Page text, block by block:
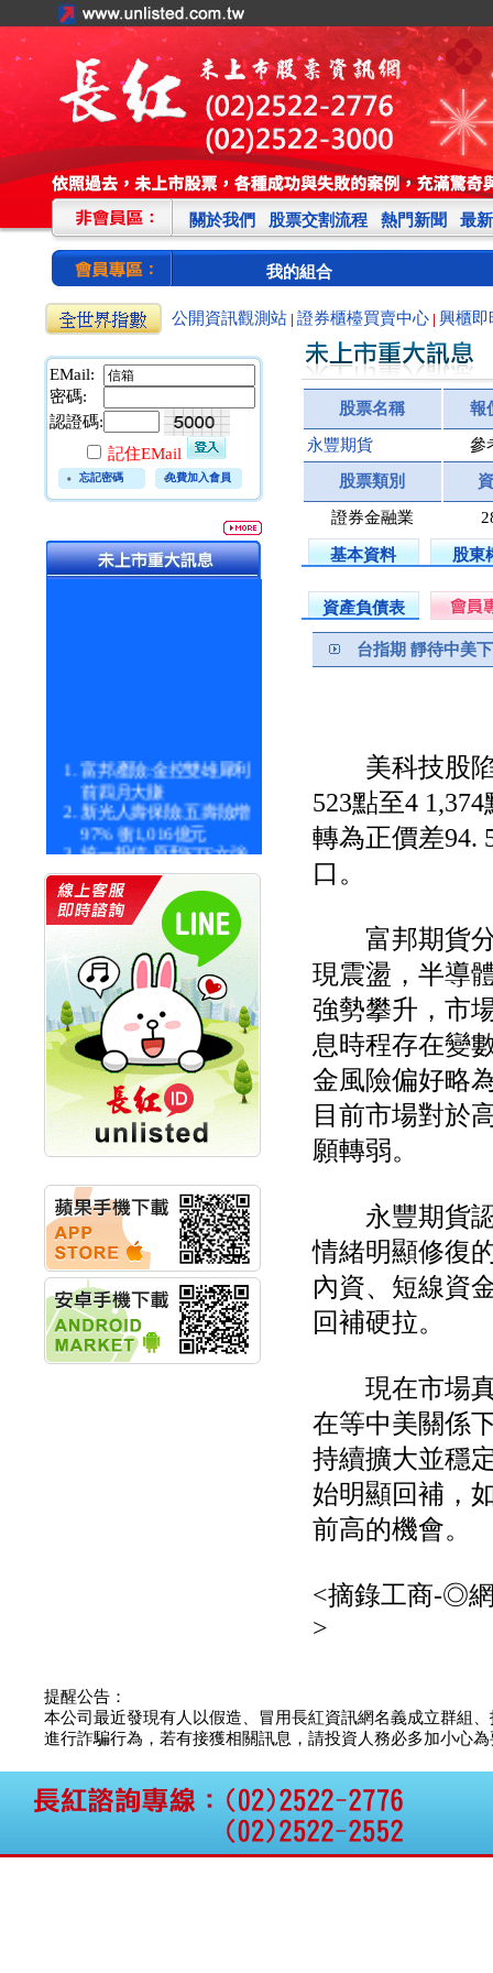
關於我們 股票交割流程 熱門新聞 最
我的組合
公開資訊觀測站 證券櫃檯買賣中心 興櫃即
EMail:
密碼:
認證碼:
記住EMail
忘記密碼 免費加入會員
富邦產險:金控雙雄犀利
前四月大賺
新光人壽保險:五壽險增
97% 衝1,016億元
統一投信:原型ETF六強
統一投信:主動式ETF溢
價 被盯上
新光人壽保險:新壽Q1外
價金將達996億
宇辰系統科技:宇辰業績
創新高 啟動興櫃轉上櫃
計畫
明緯企業:明緯永續科技
競賽 以電源驅動善的力
量
秀育企業:秀育SHO-U儲
能系統 獲國內首張CNS
認證
聯博投信:聯博00404A
從容擁抱台股主流
華旭先進:代重要子公司
碩通散熱股份有限公司
公告董事會通過發言人
及代理發
華旭先進:代重要子公司
碩通散熱股份有限公司
公告董事會決議發行員
工認股權
華旭先進:代重要子公司
會決議日起兩日內應申
報相關資
格斯科技*:公告更正
止過戶起始日期)
將捷:代子公司忠明營造
工程股份有限公司公告
「新北市淡水區海鷗段
股票名稱 報
永豐期貨 參
股票類別
證券金融業
基本資料 股東
資產負債表
台指期 靜待中美
美科技股陷
523點至4
轉為正價差94.
口。
富邦期貨分
現震盪，半導
強勢攀升，市
息時程存在變
金風險偏好略
目前市場對於
願轉弱。
永豐期貨認
情緒明顯修復
內資、短線資
回補硬拉。
現在市場真
在等中美關係
持續擴大並穩
始明顯回補，
前高的機會。
<摘錄工商-◎
>
提醒公告：
本公司最近發現有人以假造、冒用長紅資訊網名義成立群組
進行詐騙行為，若有接獲相關訊息，請投資人務必多加小心